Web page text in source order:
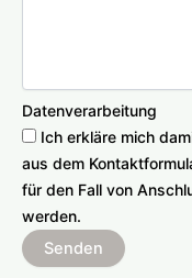
Datenverarbeitung
Ich erkläre mich
aus dem
für den Fall von
werden.
Senden